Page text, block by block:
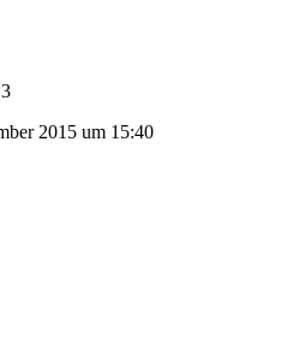
2015 um 15:40